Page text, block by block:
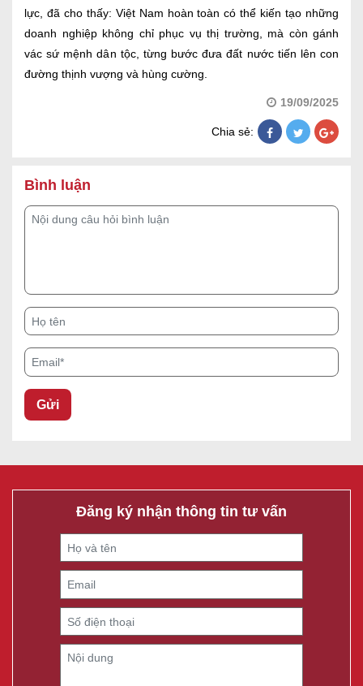
lực, đã cho thấy: Việt Nam hoàn toàn có thể kiến tạo những
doanh nghiệp không chỉ phục vụ thị trường, mà còn gánh
vác sứ mệnh dân tộc, từng bước đưa đất nước tiến lên con
đường thịnh vượng và hùng cường.
19/09/2025
Chia sẻ:
Bình luận
Nội dung câu hỏi bình luận
Họ tên
Email*
Đăng ký nhận thông tin tư vấn